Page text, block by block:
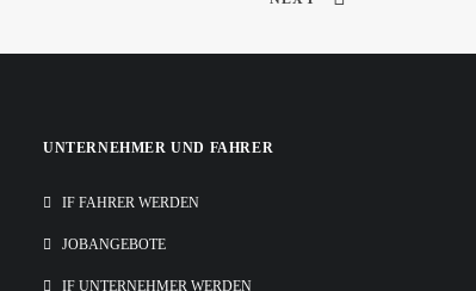
UNTERNEHMER UND FAHRER
IF FAHRER WERDEN
JOBANGEBOTE
IF UNTERNEHMER WERDEN